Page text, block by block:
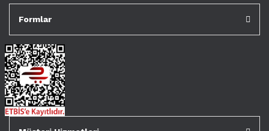
Formlar